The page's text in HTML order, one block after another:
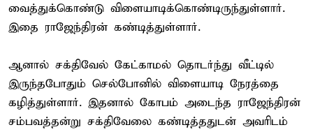
வைத்துக்கொண்டு விளையாடிக்கொண்டிருந்துள்ளார்.
இதை ராஜேந்திரன் கண்டித்துள்ளார்.
ஆனால் சக்திவேல் கேட்காமல் தொடர்ந்து வீட்டில்
இருந்தபோதும் செல்போனில் விளையாடி நேரத்தை
கழித்துள்ளார். இதனால் கோபம் அடைந்த ராஜேந்திரன்
சம்பவத்தன்று சக்திவேலை கண்டித்ததுடன் அவரிடம்